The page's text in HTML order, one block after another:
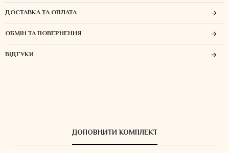
ДОСТАВКА ТА ОПЛАТА
ОБМІН ТА ПОВЕРНЕННЯ
ВІДГУКИ
ДОПОВНИТИ КОМПЛЕКТ